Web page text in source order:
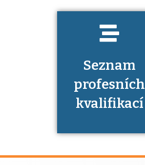
Seznam
profesních
kvalifikací